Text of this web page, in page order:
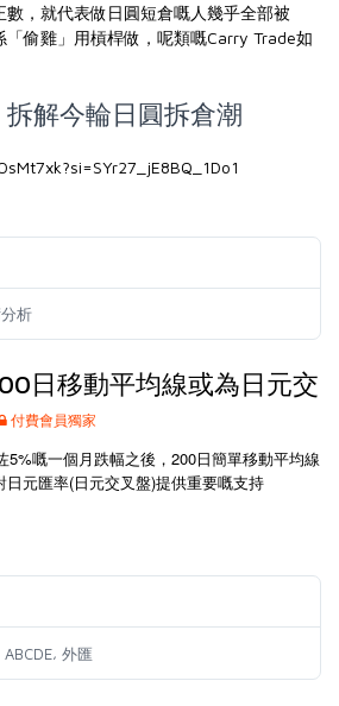
，就代表做日圓短倉嘅人幾乎全部被
「偷雞」用槓桿做，呢類嘅Carry Trade如
拆解今輪日圓拆倉潮
析
日移動平均線或為日元交
付費會員獨家
5%嘅一個月跌幅之後，200日簡單移動平均線
元匯率(日元交叉盤)提供重要嘅支持
ABCDE, 外匯